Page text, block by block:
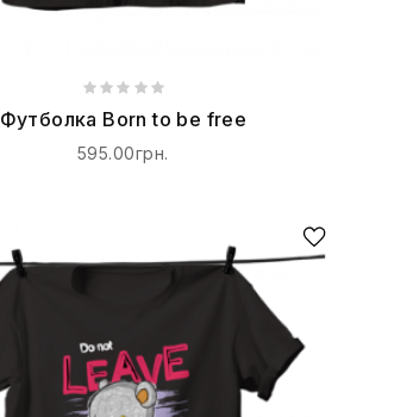
Футболка Born to be free
595.00грн.